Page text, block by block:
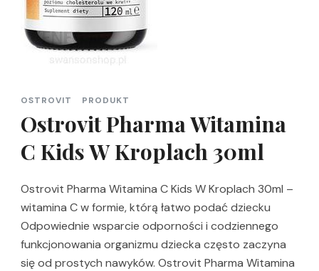
OSTROVIT PRODUKT
Ostrovit Pharma Witamina
C Kids W Kroplach 30ml
Ostrovit Pharma Witamina C Kids W Kroplach 30ml –
witamina C w formie, którą łatwo podać dziecku
Odpowiednie wsparcie odporności i codziennego
funkcjonowania organizmu dziecka często zaczyna
się od prostych nawyków. Ostrovit Pharma Witamina